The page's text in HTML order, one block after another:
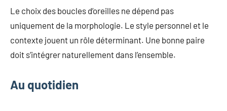
Le choix des boucles d’oreilles ne dépend pas
uniquement de la morphologie. Le style personnel et le
contexte jouent un rôle déterminant. Une bonne paire
doit s’intégrer naturellement dans l’ensemble.
Au quotidien